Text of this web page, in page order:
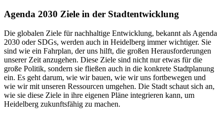
Agenda 2030 Ziele in der Stadtentwicklung
Die globalen Ziele für nachhaltige Entwicklung, bekannt als Agenda
2030 oder SDGs, werden auch in Heidelberg immer wichtiger. Sie
sind wie ein Fahrplan, der uns hilft, die großen Herausforderungen
unserer Zeit anzugehen. Diese Ziele sind nicht nur etwas für die
große Politik, sondern sie fließen auch in die konkrete Stadtplanung
ein. Es geht darum, wie wir bauen, wie wir uns fortbewegen und
wie wir mit unseren Ressourcen umgehen. Die Stadt schaut sich an,
wie sie diese Ziele in ihre eigenen Pläne integrieren kann, um
Heidelberg zukunftsfähig zu machen.